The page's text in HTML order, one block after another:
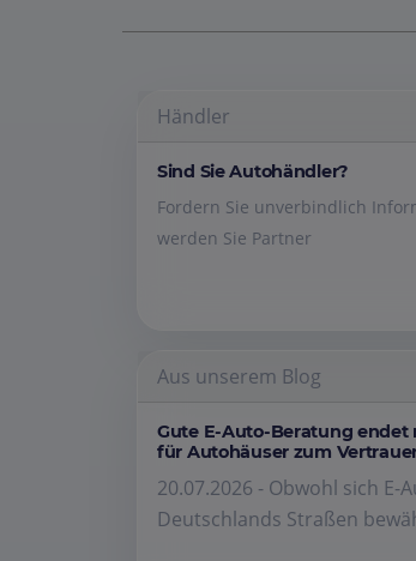
Händler
Sind Sie Autohändler?
Fordern Sie unverbindlich
werden Sie Partner
Aus unserem Blog
Gute E-Auto-Beratung
für Autohäuser zum
20.07.2026 - Obwohl sich E-
Deutschlands Straßen